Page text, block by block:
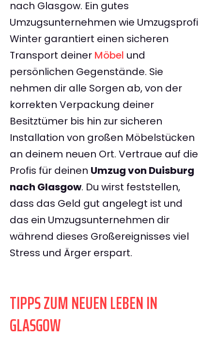
nach Glasgow. Ein gutes
Umzugsunternehmen wie Umzugsprofi
Winter garantiert einen sicheren
Transport deiner Möbel und
persönlichen Gegenstände. Sie
nehmen dir alle Sorgen ab, von der
korrekten Verpackung deiner
Besitztümer bis hin zur sicheren
Installation von großen Möbelstücken
an deinem neuen Ort. Vertraue auf die
Profis für deinen Umzug von Duisburg
nach Glasgow. Du wirst feststellen,
dass das Geld gut angelegt ist und
das ein Umzugsunternehmen dir
während dieses Großereignisses viel
Stress und Ärger erspart.
TIPPS ZUM NEUEN LEBEN IN
GLASGOW